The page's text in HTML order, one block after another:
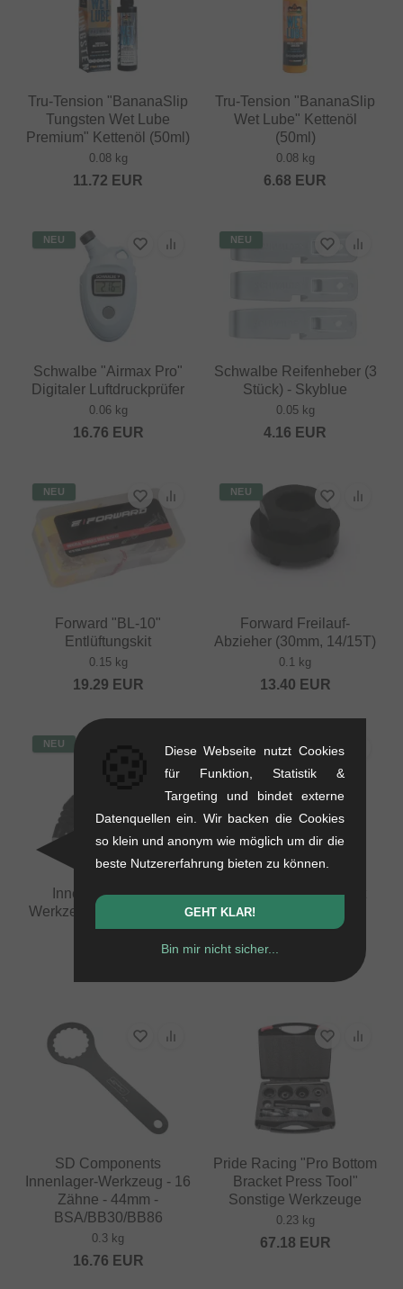
Tru-Tension "BananaSlip
Tungsten Wet Lube
Premium" Kettenöl (50ml)
0.08 kg
11.72 EUR
Tru-Tension "BananaSlip
Wet Lube" Kettenöl
(50ml)
0.08 kg
6.68 EUR
NEU
Schwalbe "Airmax Pro"
Digitaler Luftdruckprüfer
0.06 kg
16.76 EUR
NEU
Schwalbe Reifenheber (3
Stück) - Skyblue
0.05 kg
4.16 EUR
NEU
Forward "BL-10"
Entlüftungskit
0.15 kg
19.29 EUR
NEU
Forward Freilauf-
Abzieher (30mm, 14/15T)
0.1 kg
13.40 EUR
NEU
Innenverlegungs-
Werkzeug (Guide Cable)
0.08 kg
"Disassembly Ratchet
Ring Tool" Sonstige
Werkzeuge
0.23 kg
SD Components
Innenlager-Werkzeug - 16
Zähne - 44mm -
BSA/BB30/BB86
0.3 kg
16.76 EUR
Pride Racing "Pro Bottom
Bracket Press Tool"
Sonstige Werkzeuge
0.23 kg
67.18 EUR
Diese Webseite nutzt Cookies
für Funktion, Statistik &
Targeting und bindet externe
Datenquellen ein. Wir backen die Cookies
so klein und anonym wie möglich um dir die
beste Nutzererfahrung bieten zu können.
GEHT KLAR!
Bin mir nicht sicher...